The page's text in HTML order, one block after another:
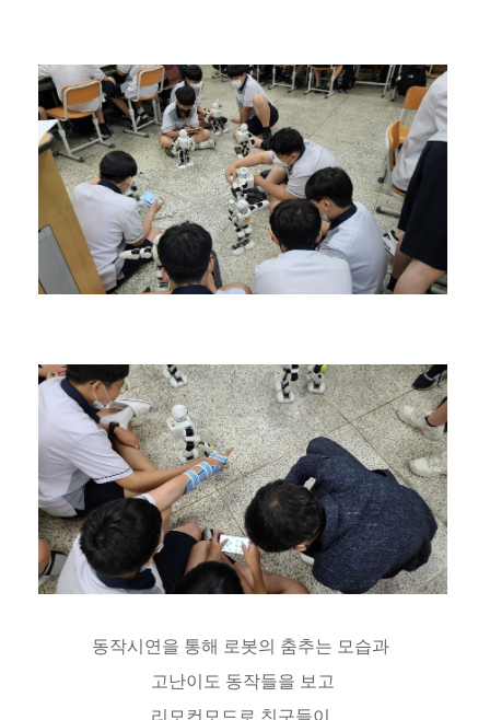
동작시연을 통해 로봇의 춤추는 모습과
고난이도 동작들을 보고
리모컨모드로 친구들이